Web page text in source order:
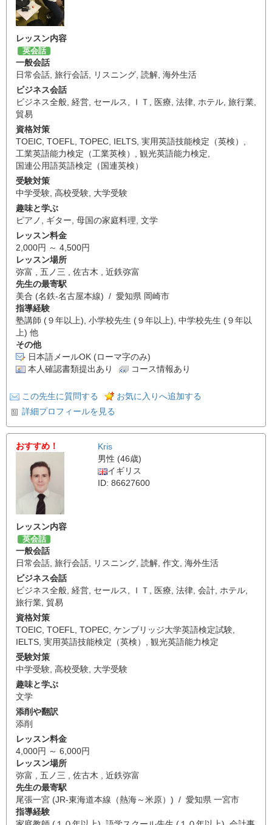
レッスン内容
英会話
一般会話
日常会話 旅行会話 リスニング 読解 海外生活
ビジネス会話
ビジネス全般 経営 セールス ＩＴ 医療 法律 ホテル 旅行業
貿易
資格対策
TOEIC TOEFL TOPEC IELTS 実用英語技能検定（英検）
工業英語能力検定（工業英検）
観光英語能力検定
国連公用語英語検定（国連英検）
受験対策
中学受験 高校受験 大学受験
趣味と学ぶ
ピアノ
ギター 母国の家庭料理 文学
レッスン料金
2,000円 ～ 4,500円
レッスン場所
弥富 , 五ノ三 , 佐古木 , 近鉄弥富
先生の最寄駅
美合 (名鉄-名古屋本線) / 愛知県 岡崎市
指導経験
塾講師 (９年以上), 小学校先生 (９年以上), 中学校先生 (９年以
上) 他
その他
日本語メールOK (ローマ字のみ)
本人確認書類提出あり
コース情報あり
この先生に質問する
お気に入りへ追加する
詳細プロフィールを見る
おすすめ！
Kris
男性 (46歳)
イギリス
ID: 86627600
レッスン内容
英会話
一般会話
日常会話 旅行会話 リスニング 読解 作文 海外生活
ビジネス会話
ビジネス全般 経営 セールス ＩＴ 医療 法律 会計 ホテル
旅行業 貿易
資格対策
TOEIC TOEFL TOPEC ケンブリッジ大学英語検定試験
IELTS 実用英語技能検定（英検）
観光英語能力検定
受験対策
中学受験 高校受験 大学受験
趣味と学ぶ
文学
添削や翻訳
添削
レッスン料金
4,000円 ～ 6,000円
レッスン場所
弥富 , 五ノ三 , 佐古木 , 近鉄弥富
先生の最寄駅
尾張一宮 (JR-東海道本線（熱海～米原）) / 愛知県 一宮市
指導経験